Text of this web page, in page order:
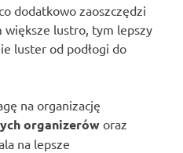
dodatkowo zaoszczędzi
większe lustro, tym lepszy
luster od podłogi do
na organizację
organizeróworaz
na lepsze